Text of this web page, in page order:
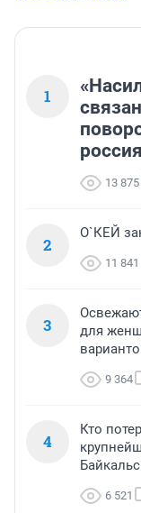
1
13 875
2
О`КЕЙ
11 841
3
для
9 364
4
Кто
6 521